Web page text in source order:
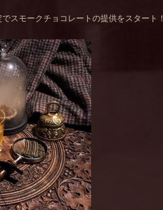
スモークチョコレートの提供をスタート！